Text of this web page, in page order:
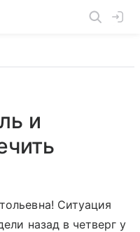
и
Ситуация
назад в четверг у